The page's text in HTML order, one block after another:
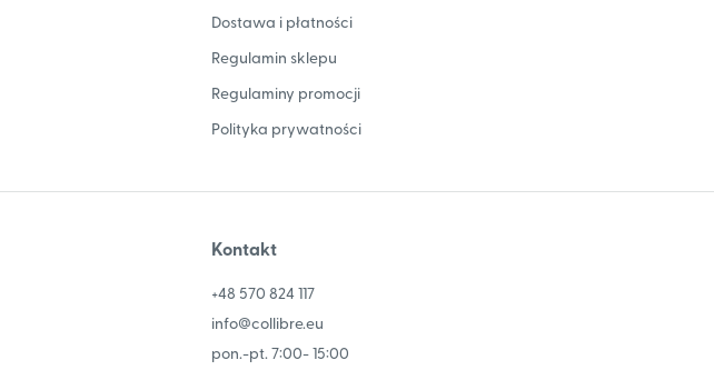
Dostawa i płatności
Regulamin sklepu
Regulaminy promocji
Polityka prywatności
Kontakt
+48 570 824 117
info@collibre.eu
pon.-pt. 7:00- 15:00